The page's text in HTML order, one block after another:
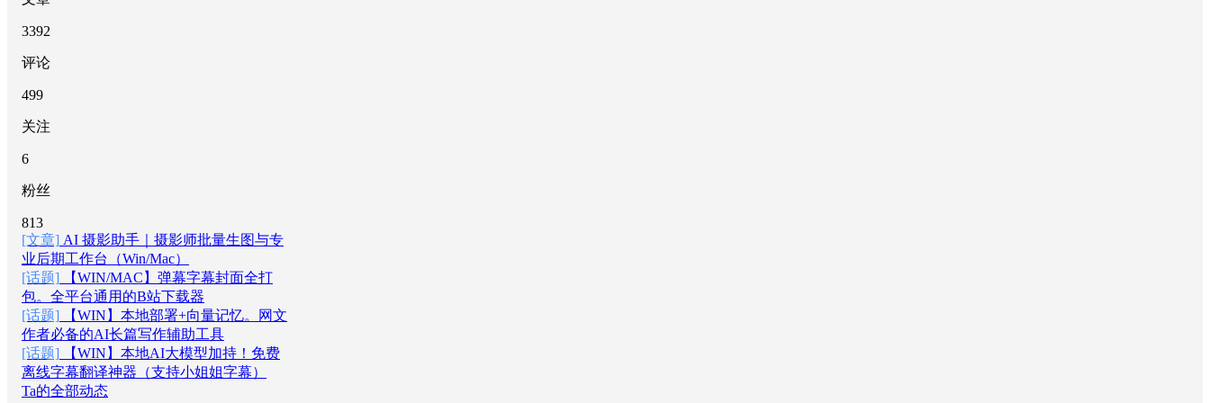
3392
评论
499
关注
6
粉丝
813
[文章] AI 摄影助手｜摄影师批量生图与专
业后期工作台（Win/Mac）
[话题] 【WIN/MAC】弹幕字幕封面全打
包。全平台通用的B站下载器
[话题] 【WIN】本地部署+向量记忆。网文
作者必备的AI长篇写作辅助工具
[话题] 【WIN】本地AI大模型加持！免费
离线字幕翻译神器（支持小姐姐字幕）
Ta的全部动态